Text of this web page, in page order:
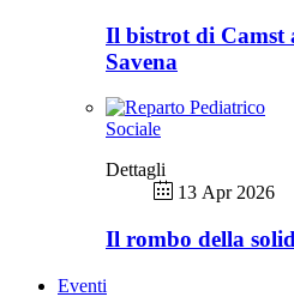
Il bistrot di Camst
Savena
Sociale
Dettagli
13 Apr 2026
Il rombo della
Eventi